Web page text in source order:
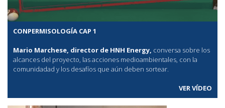
CONPERMISOLOGÍA CAP 1
Mario Marchese, director de HNH Energy, conversa sobre los
alcances del proyecto, las acciones medioambientales, con la
comunidadad y los desafíos que aún deben sortear.
VER VÍDEO